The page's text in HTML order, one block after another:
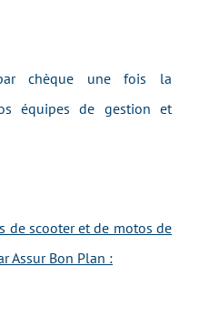
chèque une fois la
équipes de gestion et
de scooter et de motos de
Assur Bon Plan :